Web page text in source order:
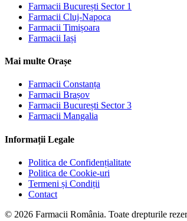
Farmacii București Sector 1
Farmacii Cluj-Napoca
Farmacii Timișoara
Farmacii Iași
Mai multe Orașe
Farmacii Constanța
Farmacii Brașov
Farmacii București Sector 3
Farmacii Mangalia
Informații Legale
Politica de Confidențialitate
Politica de Cookie-uri
Termeni și Condiții
Contact
© 2026 Farmacii România. Toate drepturile